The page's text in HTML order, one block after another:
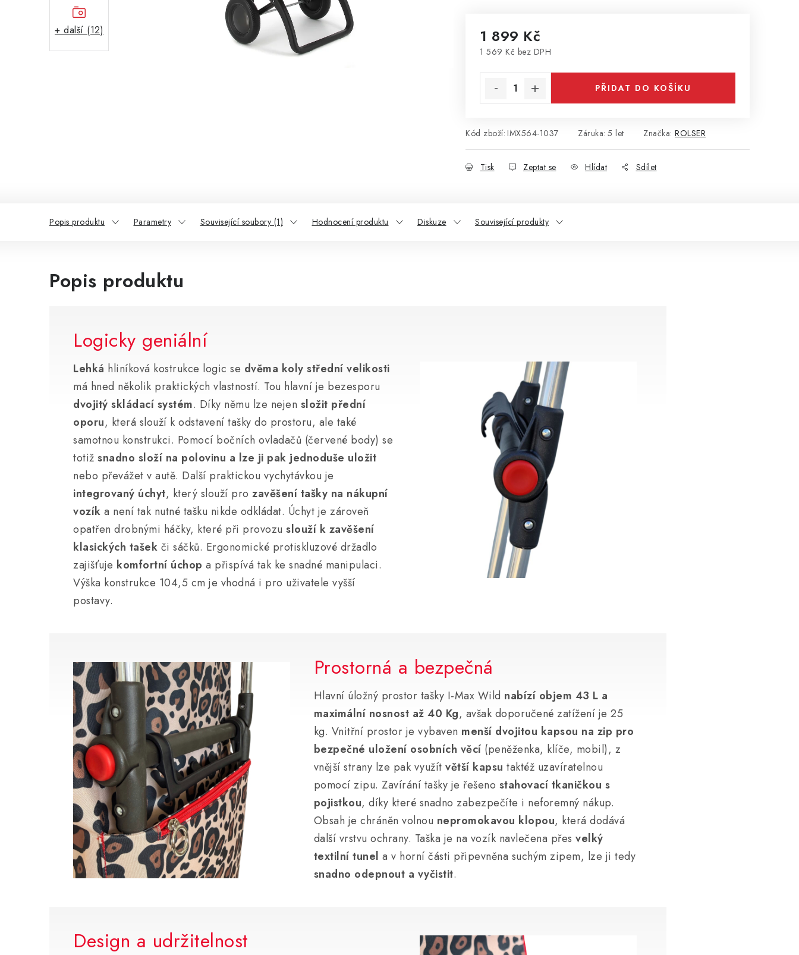
+ další (12) 1 899 Kč
1 569 Kč bez DPH
PŘIDAT DO KOŠÍKU
Kód zboží: IMX564-1037 Záruka: 5 let Značka: ROLSER
Tisk Zeptat se Hlídat Sdílet
Popis produktu Parametry Související soubory (1) Hodnocení produktu Diskuze Související produkty
Popis produktu
Logicky geniální
Lehká hliníková kostrukce logic se dvěma koly střední velikosti
má hned několik praktických vlastností. Tou hlavní je bezesporu
dvojitý skládací systém. Díky němu lze nejen složit přední
oporu, která slouží k odstavení tašky do prostoru, ale také
samotnou konstrukci. Pomocí bočních ovladačů (červené body) se
totiž snadno složí na polovinu a lze ji pak jednoduše uložit
nebo převážet v autě. Další praktickou vychytávkou je
integrovaný úchyt, který slouží pro zavěšení tašky na nákupní
vozík a není tak nutné tašku nikde odkládat. Úchyt je zároveň
opatřen drobnými háčky, které při provozu slouží k zavěšení
klasických tašek či sáčků. Ergonomické protiskluzové držadlo
zajišťuje komfortní úchop a přispívá tak ke snadné manipulaci.
Výška konstrukce 104,5 cm je vhodná i pro uživatele vyšší
postavy.
Prostorná a bezpečná
Hlavní úložný prostor tašky I-Max Wild nabízí objem 43 L a
maximální nosnost až 40 Kg, avšak doporučené zatížení je 25
kg. Vnitřní prostor je vybaven menší dvojitou kapsou na zip pro
bezpečné uložení osobních věcí (peněženka, klíče, mobil), z
vnější strany lze pak využítvětší kapsu taktéž uzavíratelnou
pomocí zipu. Zavírání tašky je řešeno stahovací tkaničkou s
pojistkou, díky které snadno zabezpečíte i neforemný nákup.
Obsah je chráněn volnou nepromokavou klopou, která dodává
další vrstvu ochrany. Taška je na vozík navlečena přesvelký
textilní tunel a v horní části připevněna suchým zipem, lze ji tedy
snadno odepnout a vyčistit.
Design a udržitelnost